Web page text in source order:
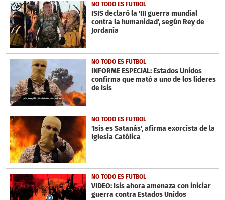
NO TODO ES FUTBOL
ISIS declaró la 'III guerra mundial
contra la humanidad', según Rey de
Jordania
NO TODO ES FUTBOL
INFORME ESPECIAL: Estados Unidos
confirma que mató a uno de los líderes
de Isis
NO TODO ES FUTBOL
'Isis es Satanás', afirma exorcista de la
Iglesia Católica
NO TODO ES FUTBOL
VIDEO: Isis ahora amenaza con iniciar
guerra contra Estados Unidos